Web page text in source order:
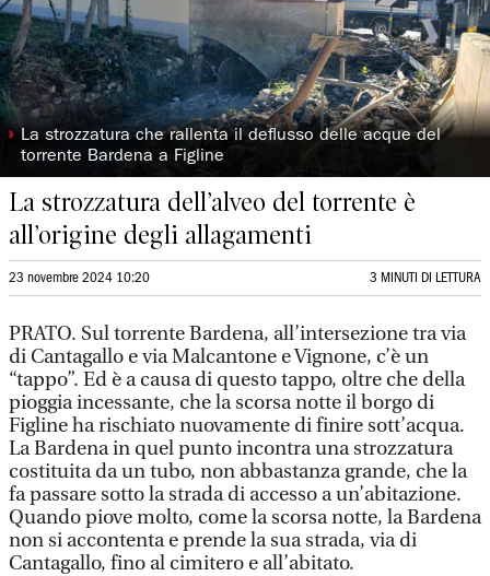
◗ La strozzatura che rallenta il deflusso delle acque del
torrente Bardena a Figline
La strozzatura dell’alveo del torrente è
all’origine degli allagamenti
23 novembre 2024 10:20 3 MINUTI DI LETTURA
PRATO. Sul torrente Bardena, all’intersezione tra via
di Cantagallo e via Malcantone e Vignone, c’è un
“tappo”. Ed è a causa di questo tappo, oltre che della
pioggia incessante, che la scorsa notte il borgo di
Figline ha rischiato nuovamente di finire sott’acqua.
La Bardena in quel punto incontra una strozzatura
costituita da un tubo, non abbastanza grande, che la
fa passare sotto la strada di accesso a un’abitazione.
Quando piove molto, come la scorsa notte, la Bardena
non si accontenta e prende la sua strada, via di
Cantagallo, fino al cimitero e all’abitato.